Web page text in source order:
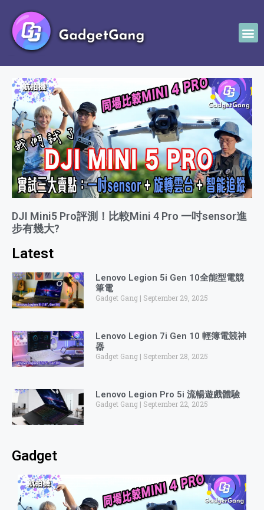
DJI Mini5 Pro評測！比較Mini 4 Pro 一吋sensor進
步有幾大?
Latest
Lenovo Legion 5i Gen 10全能型電競
筆電
Gadget Gang September 29, 2025
Lenovo Legion 7i Gen 10 輕簿電競神
器
Gadget Gang September 28, 2025
Lenovo Legion Pro 5i 流暢遊戲體驗
Gadget Gang September 22, 2025
Gadget